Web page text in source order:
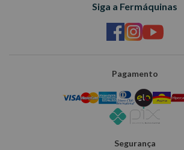
Siga a Fermáquinas
Pagamento
Segurança